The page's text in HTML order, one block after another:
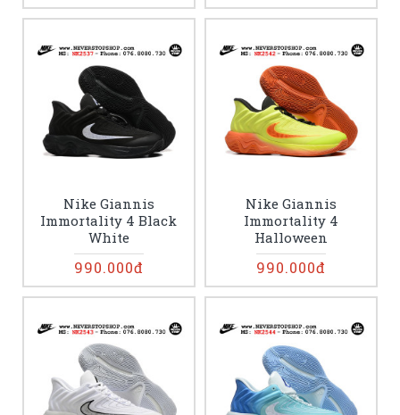
Nike Giannis
Immortality 4 Black
White
990.000đ
Nike Giannis
Immortality 4
Halloween
990.000đ